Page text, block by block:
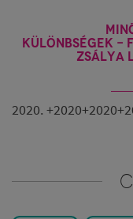
különbségek -
zsálya
2020.